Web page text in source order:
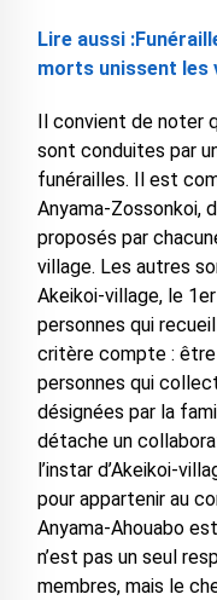
Lire aussi
morts unissent les
Il convient de noter
sont conduites par
funérailles. Il est
Anyama-Zossonkoi,
proposés par
village. Les autres
Akeikoi-village, le
personnes qui
critère compte :
personnes qui
désignées par la
détache un
l’instar d’Akeikoi-
pour appartenir au
Anyama-Ahouabo
n’est pas un seul
membres, mais le